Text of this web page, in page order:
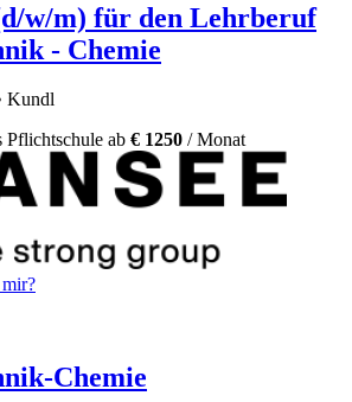
w/m) für den Lehrberuf
- Chemie
Kundl
Pflichtschule ab € 1250 / Monat
mir?
Chemie